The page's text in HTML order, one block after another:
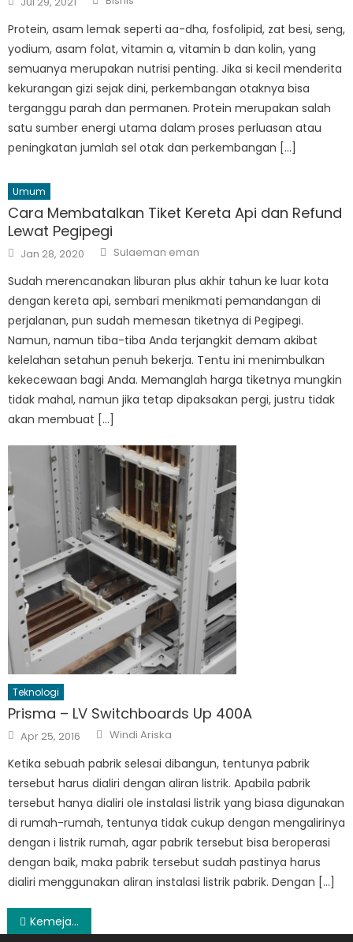
on
Protein, asam lemak seperti aa-dha, fosfolipid, zat besi, seng,
yodium, asam folat, vitamin a, vitamin b dan kolin, yang
semuanya merupakan nutrisi penting. Jika si kecil menderita
kekurangan gizi sejak dini, perkembangan otaknya bisa
terganggu parah dan permanen. Protein merupakan salah
satu sumber energi utama dalam proses perluasan atau
peningkatan jumlah sel otak dan perkembangan […]
Umum
Cara Membatalkan Tiket Kereta Api dan Refund
Lewat Pegipegi
Posted
on
Jan 28, 2020 Author
Sulaeman eman
Sudah merencanakan liburan plus akhir tahun ke luar kota
dengan kereta api, sembari menikmati pemandangan di
perjalanan, pun sudah memesan tiketnya di Pegipegi.
Namun, namun tiba-tiba Anda terjangkit demam akibat
kelelahan setahun penuh bekerja. Tentu ini menimbulkan
kekecewaan bagi Anda. Memanglah harga tiketnya mungkin
tidak mahal, namun jika tetap dipaksakan pergi, justru tidak
akan membuat […]
Teknologi
Prisma – LV Switchboards Up 400A
Posted
on
Apr 25, 2016 Author
Windi Ariska
Ketika sebuah pabrik selesai dibangun, tentunya pabrik
tersebut harus dialiri dengan aliran listrik. Apabila pabrik
tersebut hanya dialiri ole instalasi listrik yang biasa digunakan
di rumah-rumah, tentunya tidak cukup dengan mengalirinya
dengan i listrik rumah, agar pabrik tersebut bisa beroperasi
dengan baik, maka pabrik tersebut sudah pastinya harus
dialiri menggunakan aliran instalasi listrik pabrik. Dengan […]
Post
Kemeja Distro Pria Berkualitas